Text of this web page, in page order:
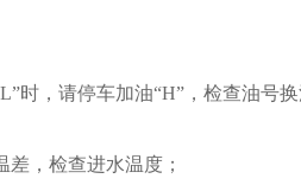
时，请停车加油“H”，检查油号
差，检查进水温度；